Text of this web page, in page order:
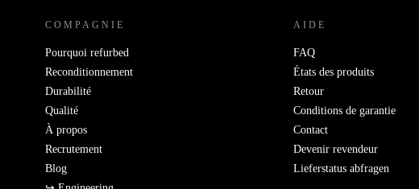
COMPAGNIE
Pourquoi refurbed
Reconditionnement
Durabilité
Qualité
À propos
Recrutement
Blog
AIDE
FAQ
États des produits
Retour
Conditions de garantie
Contact
Devenir revendeur
Lieferstatus abfragen